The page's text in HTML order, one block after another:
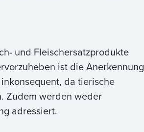
und Fleischersatzprodukte
ist die Anerkennung
da tierische
Zudem werden weder
adressiert.